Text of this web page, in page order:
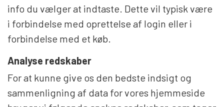
info du vælger at indtaste. Dette vil typisk være
i forbindelse med oprettelse af login eller i
forbindelse med et køb.
Analyse redskaber
For at kunne give os den bedste indsigt og
sammenligning af data for vores hjemmeside